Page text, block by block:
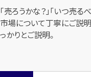
「売ろうかな？」「いつ売
市場について丁寧にご説
っかりとご説明。